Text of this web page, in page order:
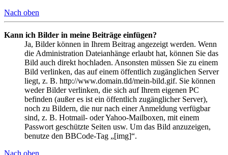
Nach oben
Kann ich Bilder in meine Beiträge einfügen?
Ja, Bilder können in Ihrem Beitrag angezeigt werden. Wenn
die Administration Dateianhänge erlaubt hat, können Sie das
Bild auch direkt hochladen. Ansonsten müssen Sie zu einem
Bild verlinken, das auf einem öffentlich zugänglichen Server
liegt, z. B. http://www.domain.tld/mein-bild.gif. Sie können
weder Bilder verlinken, die sich auf Ihrem eigenen PC
befinden (außer es ist ein öffentlich zugänglicher Server),
noch zu Bildern, die nur nach einer Anmeldung verfügbar
sind, z. B. Hotmail- oder Yahoo-Mailboxen, mit einem
Passwort geschützte Seiten usw. Um das Bild anzuzeigen,
benutze den BBCode-Tag „[img]“.
Nach oben